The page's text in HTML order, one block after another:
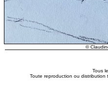
©
Tous
Toute reproduction ou